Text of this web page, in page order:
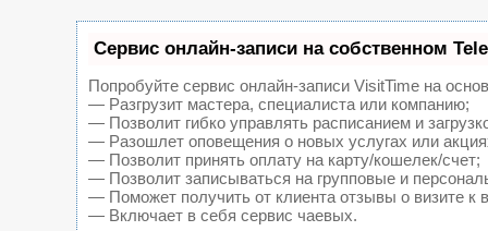
Сервис онлайн-записи на собственном
Попробуйте сервис онлайн-записи VisitTime на
— Разгрузит мастера, специалиста или компанию;
— Позволит гибко управлять расписанием и
— Разошлет оповещения о новых услугах или
— Позволит принять оплату на карту/кошелек/счет;
— Позволит записываться на групповые и
— Поможет получить от клиента отзывы о визите к
— Включает в себя сервис чаевых.